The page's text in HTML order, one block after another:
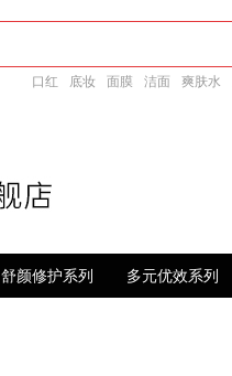
口红 底妆 面膜 洁面 爽肤水
舒颜修护系列 多元优效系列